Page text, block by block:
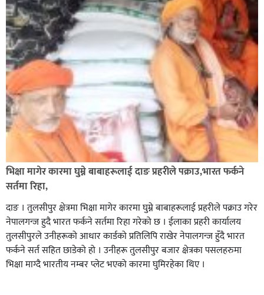
भिक्षा मागेर कारमा घुम्ने बाबाहरूलाई दाङ प्रहरीले पक्राउ,भारत फर्कने
सर्तमा रिहा,
दाङ । तुलसीपुर क्षेत्रमा भिक्षा मागेर कारमा घुम्ने बाबाहरूलाई प्रहरीले पक्राउ गरेर
नेपालगन्ज हुदै भारत फर्कने सर्तमा रिहा गरेको छ । ईलाका प्रहरी कार्यालय
तुलसीपुरले उनीहरूको आधार कार्डको प्रतिलिपि राखेर नेपालगन्ज हुँदै भारत
फर्कने सर्त सहित छाडेको हो । उनीहरू तुलसीपुर बजार क्षेत्रका पसलहरुमा
भिक्षा माग्दै भारतीय नम्बर प्लेट भएको कारमा घुमिरहेका थिए ।